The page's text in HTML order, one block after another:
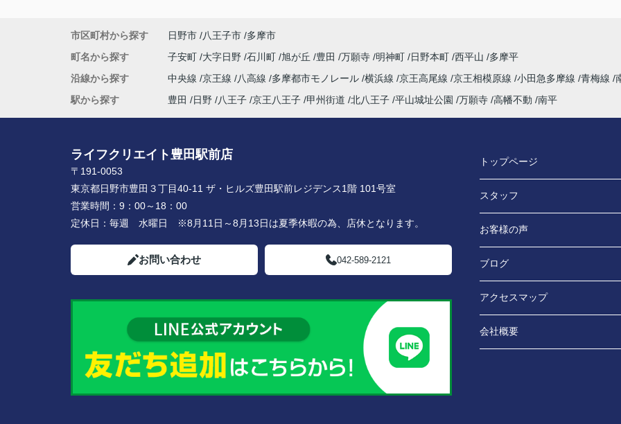
市区町村から探す 日野市 八王子市 多摩市
町名から探す
子安町 大字日野 石川町 旭が丘 豊田 万願寺 明神町 日野本町 西平山
多摩平
沿線から探す
中央線 京王線 八高線 多摩都市モノレール 横浜線 京王高尾線 京王相模原線 小田急多摩線 青梅線
駅から探す
豊田 日野 八王子 京王八王子 甲州街道 北八王子 平山城址公園 万願寺 高幡不動 南平
ライフクリエイト豊田駅前店
〒191-0053
東京都日野市豊田３丁目40-11 ザ・ヒルズ豊田駅前レジデンス1階 101号室
営業時間： 9：00～18：00
定休日： 毎週 水曜日 ※8月11日～8月13日は夏季休暇の為、店休となります。
お問い合わせ 042-589-2121
トップページ
スタッフ
お客様の声
ブログ
アクセスマップ
会社概要